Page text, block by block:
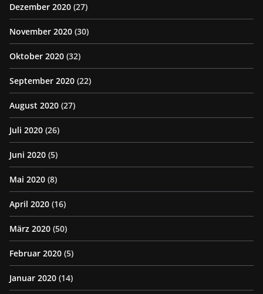
Dezember 2020 (27)
November 2020 (30)
Oktober 2020 (32)
September 2020 (22)
August 2020 (27)
Juli 2020 (26)
Juni 2020 (5)
Mai 2020 (8)
April 2020 (16)
März 2020 (50)
Februar 2020 (5)
Januar 2020 (14)